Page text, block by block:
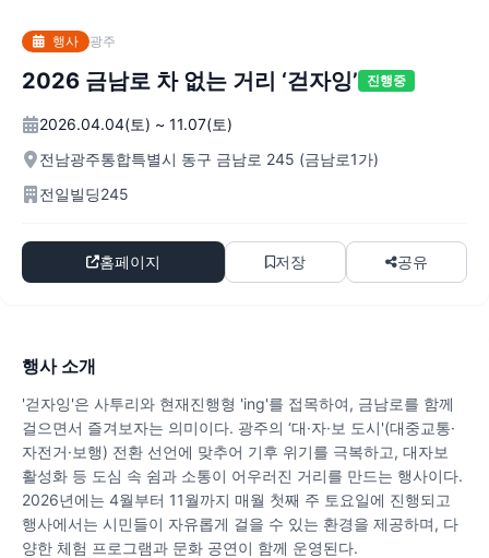
행사 광주
2026 금남로 차 없는 거리 ‘걷자잉’ 진행중
2026.04.04(토) ~ 11.07(토)
전남광주통합특별시 동구 금남로 245 (금남로1가)
전일빌딩245
홈페이지 저장 공유
행사 소개
'걷자잉'은 사투리와 현재진행형 'ing'를 접목하여, 금남로를 함께
걸으면서 즐겨보자는 의미이다. 광주의 ‘대·자·보 도시'(대중교통·
자전거·보행) 전환 선언에 맞추어 기후 위기를 극복하고, 대자보
활성화 등 도심 속 쉼과 소통이 어우러진 거리를 만드는 행사이다.
2026년에는 4월부터 11월까지 매월 첫째 주 토요일에 진행되고
행사에서는 시민들이 자유롭게 걸을 수 있는 환경을 제공하며, 다
양한 체험 프로그램과 문화 공연이 함께 운영된다.